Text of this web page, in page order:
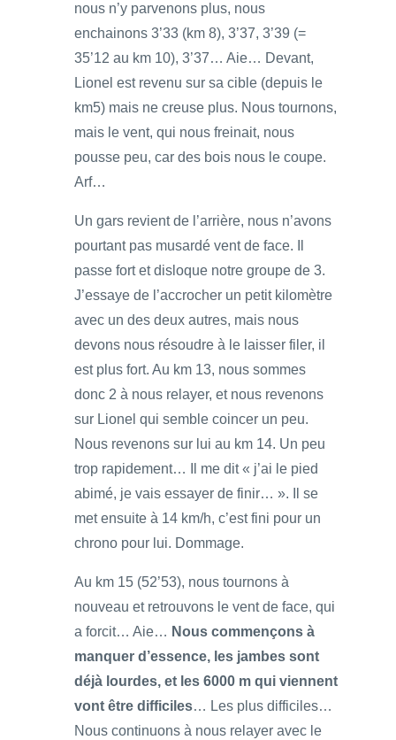
nous n’y parvenons plus, nous
enchainons 3’33 (km 8), 3’37, 3’39 (=
35’12 au km 10), 3’37… Aie… Devant,
Lionel est revenu sur sa cible (depuis le
km5) mais ne creuse plus. Nous tournons,
mais le vent, qui nous freinait, nous
pousse peu, car des bois nous le coupe.
Arf…
Un gars revient de l’arrière, nous n’avons
pourtant pas musardé vent de face. Il
passe fort et disloque notre groupe de 3.
J’essaye de l’accrocher un petit kilomètre
avec un des deux autres, mais nous
devons nous résoudre à le laisser filer, il
est plus fort. Au km 13, nous sommes
donc 2 à nous relayer, et nous revenons
sur Lionel qui semble coincer un peu.
Nous revenons sur lui au km 14. Un peu
trop rapidement… Il me dit « j’ai le pied
abimé, je vais essayer de finir… ». Il se
met ensuite à 14 km/h, c’est fini pour un
chrono pour lui. Dommage.
Au km 15 (52’53), nous tournons à
nouveau et retrouvons le vent de face, qui
a forcit… Aie… Nous commençons à
manquer d’essence, les jambes sont
déjà lourdes, et les 6000 m qui viennent
vont être difficiles… Les plus difficiles…
Nous continuons à nous relayer avec le